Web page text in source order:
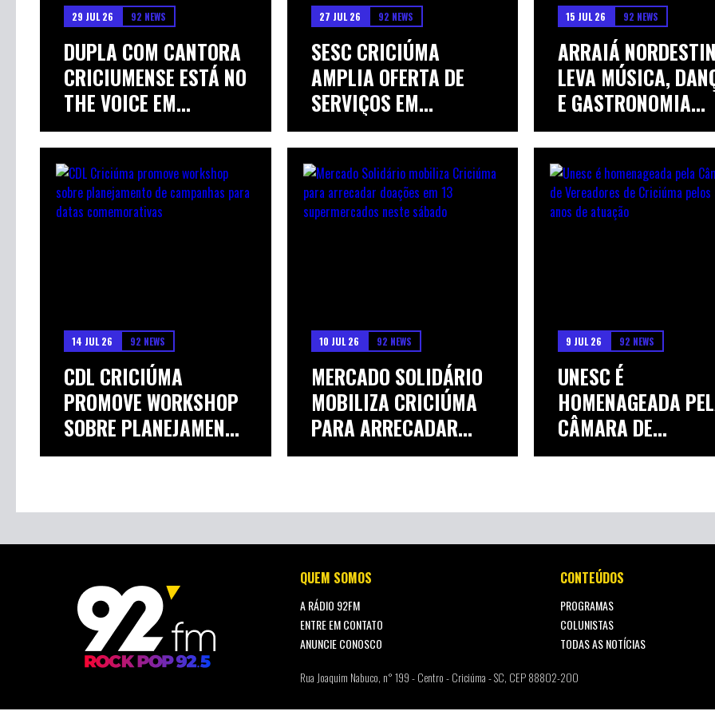
29 JUL 26 92 NEWS
DUPLA COM CANTORA
CRICIUMENSE ESTÁ NO
THE VOICE EM...
27 JUL 26 92 NEWS
SESC CRICIÚMA
AMPLIA OFERTA DE
SERVIÇOS EM
EDUCAÇÃ...
15 JUL 26 92 NEWS
ARRAIÁ
LEVA MÚSICA,
E GASTRONOMIA...
14 JUL 26 92 NEWS
CDL CRICIÚMA
PROMOVE WORKSHOP
SOBRE PLANEJAMENTO
D...
10 JUL 26 92 NEWS
MERCADO SOLIDÁRIO
MOBILIZA CRICIÚMA
PARA ARRECADAR...
9 JUL 26 92 NEWS
UNESC É
HOMENAGEADA
CÂMARA DE
VEREADORES DE
QUEM SOMOS
A RÁDIO 92FM
ENTRE EM CONTATO
ANUNCIE CONOSCO
CONTEÚDOS
PROGRAMAS
COLUNISTAS
TODAS AS NOTÍCIAS
Rua Joaquim Nabuco, n° 199 - Centro - Criciúma - SC, CEP 88802-200